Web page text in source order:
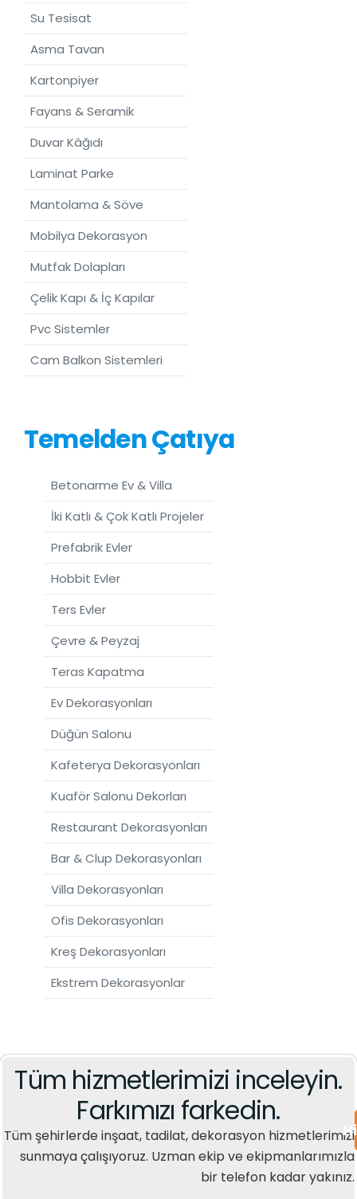
Su Tesisat
Asma Tavan
Kartonpiyer
Fayans & Seramik
Duvar Kâğıdı
Laminat Parke
Mantolama & Söve
Mobilya Dekorasyon
Mutfak Dolapları
Çelik Kapı & İç Kapılar
Pvc Sistemler
Cam Balkon Sistemleri
Temelden Çatıya
Betonarme Ev & Villa
İki Katlı & Çok Katlı Projeler
Prefabrik Evler
Hobbit Evler
Ters Evler
Çevre & Peyzaj
Teras Kapatma
Ev Dekorasyonları
Düğün Salonu
Kafeterya Dekorasyonları
Kuaför Salonu Dekorları
Restaurant Dekorasyonları
Bar & Clup Dekorasyonları
Villa Dekorasyonları
Ofis Dekorasyonları
Kreş Dekorasyonları
Ekstrem Dekorasyonlar
Tüm şehirlerde inşaat, tadilat, dekorasyon hizmetlerimizi
sunmaya çalışıyoruz. Uzman ekip ve ekipmanlarımızla
bir telefon kadar yakınız.
Tüm hizmetlerimizi inceleyin.
Farkımızı farkedin.